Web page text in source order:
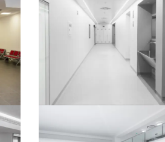
SANITARIO
QUIRÓN SALUD –
MARBELLA